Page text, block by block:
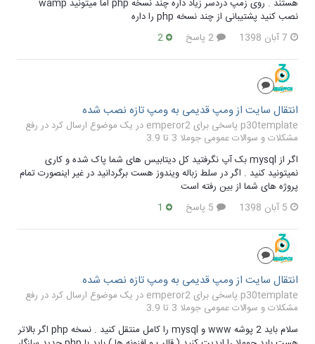
هستند . روی زمپ دردسر زیاد داره چند نسخه php اما میتونید wamp
نصب کنید پشتیبانی از چند نسخه php را داره
7 آبان 1398
انتقال سایت از ومپ قدیمی به ومپ تازه نصب شده
p30template پاسخی برای emperor2 در یک موضوع ارسال کرد در
رفع
مشکلات و سوالات عمومی جوملا 3 تا 3.9
اگر از mysql بک آپ نگرفتید کل دیتابیس های شما پاک شده و کاری
نمیتونید کنید . اگر در سلط زباله ویندوز هست برگردانید در غیر اینصورت تمام
پروژه های شما از بین رفته است
5 آبان 1398
انتقال سایت از ومپ قدیمی به ومپ تازه نصب شده
p30template پاسخی برای emperor2 در یک موضوع ارسال کرد در
رفع
مشکلات و سوالات عمومی جوملا 3 تا 3.9
سلام باید 2 پوشه www و mysql را کامل منتقل کنید . نسخه php اگر بالاتر